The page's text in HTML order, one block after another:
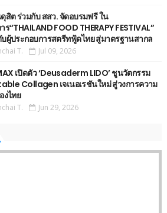
สิต ร่วมกับ สสว. จัดอบรมฟรี ใน
ร“THAILAND FOOD THERAPY FESTIVAL”
บผู้ประกอบการสตรีทฟู้ดไทย สู่มาตรฐานสากล
T. Jul 09, 2026
เปิดตัว ‘Deusaderm LIDO’ ชูนวัตกรรม
Collagen เจเนอเรชันใหม่ สู่วงการความ
งไทย
T. Jun 29, 2026